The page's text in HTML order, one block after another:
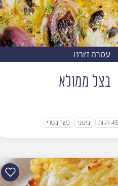
עטרה ז׳ורנו
בצל ממולא
בינוני כשר בשרי